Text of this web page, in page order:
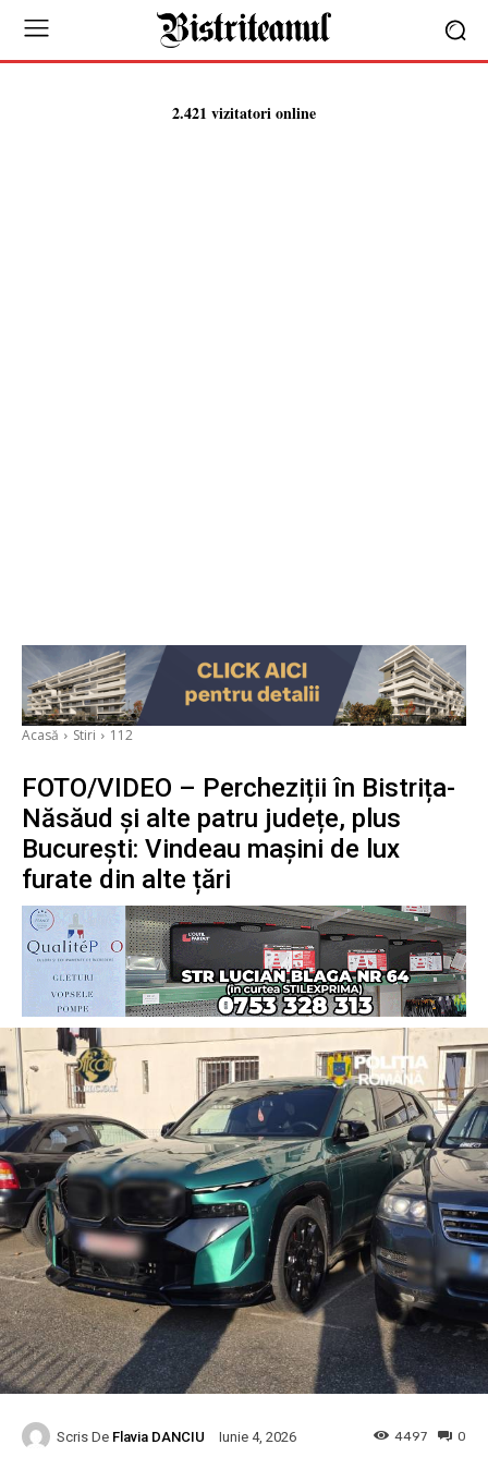
2.421 vizitatori online
Acasă Stiri 112
FOTO/VIDEO – Percheziții în Bistrița-
Năsăud și alte patru județe, plus
București: Vindeau mașini de lux
furate din alte țări
Scris De Flavia DANCIU Iunie 4, 2026 0
4497